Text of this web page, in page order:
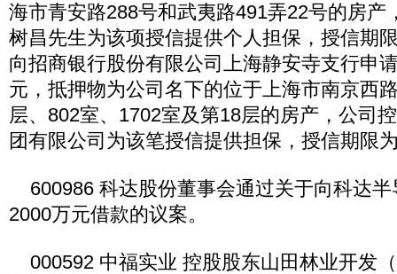
海市青安路288号和武夷路491弄22号的房产
树昌先生为该项授信提供个人担保，授信期
向招商银行股份有限公司上海静安寺支行申
元，抵押物为公司名下的位于上海市南京西
层、802室、1702室及第18层的房产，公司
团有限公司为该笔授信提供担保，授信期限
600986 科达股份董事会通过关于向科达半
2000万元借款的议案。
000592 中福实业 控股股东山田林业开发